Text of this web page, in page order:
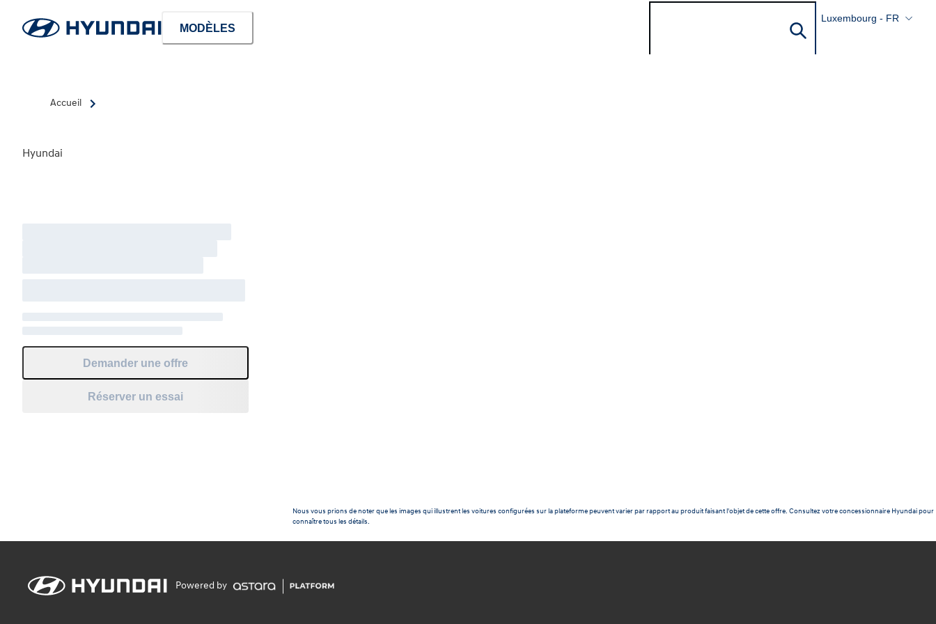
MODÈLES
Luxembourg - FR
Accueil
Hyundai
Demander une offre
Réserver un essai
Nous vous prions de noter que les images qui illustrent les voitures configurées sur la plateforme peuvent varier par rapport au produit faisant l'objet de cette offre. Consultez votre concessionnaire Hyundai pour
connaître tous les détails.
Powered by